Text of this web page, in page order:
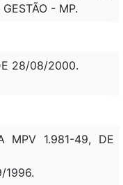
- MP.
28/08/2000.
MPV 1.981-49, DE
1996.